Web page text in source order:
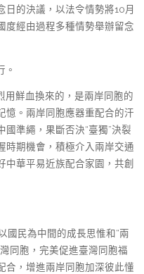
的決議，以法令情勢將10月
度經由過程多種情勢舉辦留念
。
用鮮血換來的，是兩岸同胞的
憶。兩岸同胞應器重配合的汗
準繩，果斷否決“臺獨”決裂
時期機會，積極介入兩岸交通
中華平易近族配合家園，共創
國民為中間的成長思惟和“兩
同胞，完美促進臺灣同胞福
合，增進兩岸同胞加深彼此懂